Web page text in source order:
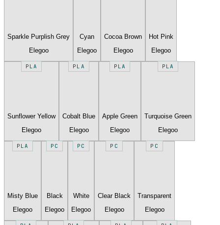
Sparkle Purplish Grey
Elegoo
Cyan
Elegoo
Cocoa Brown
Elegoo
Hot Pink
Elegoo
PLA
Sunflower Yellow
Elegoo
PLA
Cobalt Blue
Elegoo
PLA
Apple Green
Elegoo
PLA
Turquoise Green
Elegoo
PLA
Misty Blue
Elegoo
PC
Black
Elegoo
PC
White
Elegoo
PC
Clear Black
Elegoo
PC
Transparent
Elegoo